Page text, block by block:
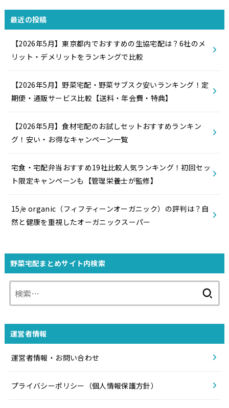
最近の投稿
【2026年5月】東京都内でおすすめの生協宅配は？6社のメ
リット・デメリットをランキングで比較
【2026年5月】野菜宅配・野菜サブスク安いランキング！定
期便・通販サービス比較【送料・年会費・特典】
【2026年5月】食材宅配のお試しセットおすすめランキン
グ！安い・お得なキャンペーン一覧
宅食・宅配弁当おすすめ19社比較人気ランキング！初回セッ
ト限定キャンペーンも【管理栄養士が監修】
15/e organic（フィフティーンオーガニック）の評判は？自
然と健康を重視したオーガニックスーパー
野菜宅配まとめサイト内検索
運営者情報
運営者情報・お問い合わせ
プライバシーポリシー（個人情報保護方針）